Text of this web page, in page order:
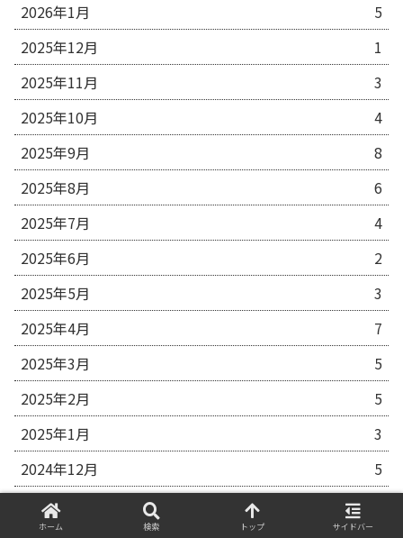
2026年1月
5
2025年12月
1
2025年11月
3
2025年10月
4
2025年9月
8
2025年8月
6
2025年7月
4
2025年6月
2
2025年5月
3
2025年4月
7
2025年3月
5
2025年2月
5
2025年1月
3
2024年12月
5
2024年11月
ホーム 検索 トップ サイドバー